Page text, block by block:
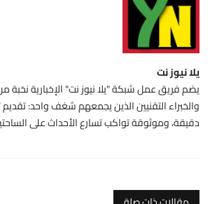
يلا نيوز نت
يضم فريق عمل شبكة "يلا نيوز نت" الإخبارية نخبة
والخبراء التقنيين الذين يجمعهم شغف واحد: تقديم
دقيقة، وموثوقة تواكب تسارع الأحداث على